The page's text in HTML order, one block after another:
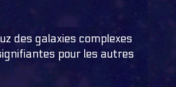
des galaxies complexes
pour les autres